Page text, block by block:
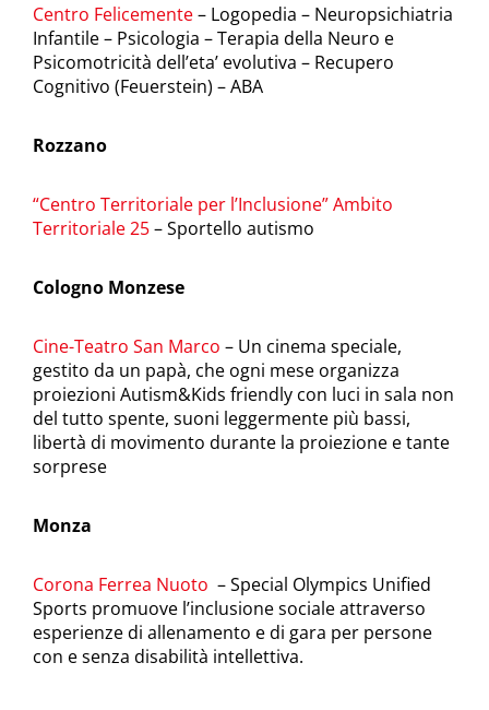
Centro Felicemente– Logopedia – Neuropsichiatria
Infantile – Psicologia – Terapia della Neuro e
Psicomotricità dell’eta’ evolutiva – Recupero
Cognitivo (Feuerstein) – ABA
Rozzano
“Centro Territoriale per l’Inclusione” Ambito
Territoriale 25– Sportello autismo
Cologno Monzese
Cine-Teatro San Marco – Un cinema speciale,
gestito da un papà, che ogni mese organizza
proiezioni Autism&Kids friendly con luci in sala non
del tutto spente, suoni leggermente più bassi,
libertà di movimento durante la proiezione e tante
sorprese
Monza
Corona Ferrea Nuoto – Special Olympics Unified
Sports promuove l’inclusione sociale attraverso
esperienze di allenamento e di gara per persone
con e senza disabilità intellettiva.